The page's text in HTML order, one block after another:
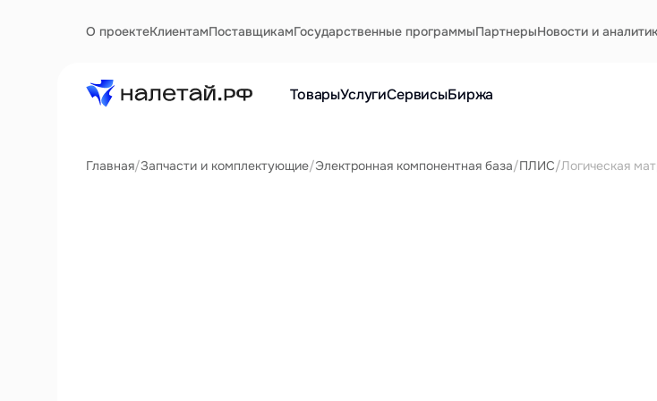
О проектеКлиентамПоставщикамГосударственные программыПартнерыНовости и
ТоварыУслугиСервисыБиржа
Главная/Запчасти и комплектующие/Электронная компонентная база/ПЛИС/Логическая